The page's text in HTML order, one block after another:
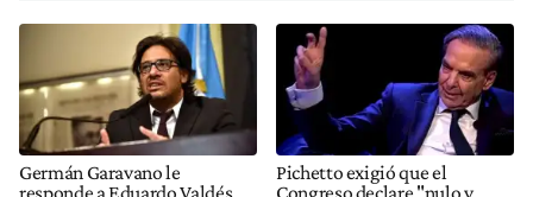
Germán Garavano le
responde a Eduardo Valdés
Pichetto exigió que el
Congreso declare "nulo y